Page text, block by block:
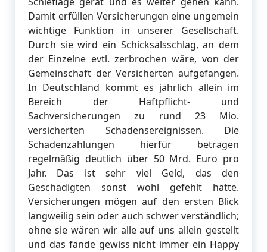
Damit erfüllen Versicherungen eine ungemein
wichtige Funktion in unserer Gesellschaft.
Durch sie wird ein Schicksalsschlag, an dem
der Einzelne evtl. zerbrochen wäre, von der
Gemeinschaft der Versicherten aufgefangen.
In Deutschland kommt es jährlich allein im
Bereich der Haftpflicht- und
Sachversicherungen zu rund 23 Mio.
versicherten Schadensereignissen. Die
Schadenzahlungen hierfür betragen
regelmäßig deutlich über 50 Mrd. Euro pro
Jahr. Das ist sehr viel Geld, das den
Geschädigten sonst wohl gefehlt hätte.
Versicherungen mögen auf den ersten Blick
langweilig sein oder auch schwer verständlich;
ohne sie wären wir alle auf uns allein gestellt
und das fände gewiss nicht immer ein Happy